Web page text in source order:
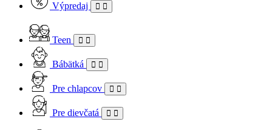
Výpredaj
Teen
Bábätká
Pre chlapcov
Pre dievčatá